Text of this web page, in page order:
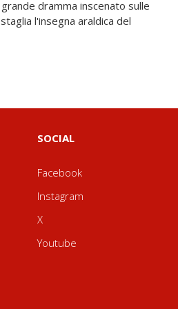
SOCIAL
Facebook
Instagram
X
Youtube